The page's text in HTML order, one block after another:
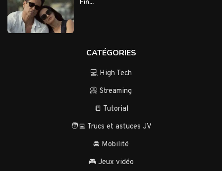
Fin...
CATÉGORIES
💻 High Tech
📀 Streaming
📒 Tutorial
🧑‍💻 Trucs et astuces JV
🚘 Mobilité
🎮 Jeux vidéo